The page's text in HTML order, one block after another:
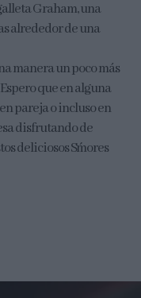
Graham, una
alrededor de una
manera un poco más
que en alguna
pareja o incluso en
disfrutando de
deliciosos S´mores